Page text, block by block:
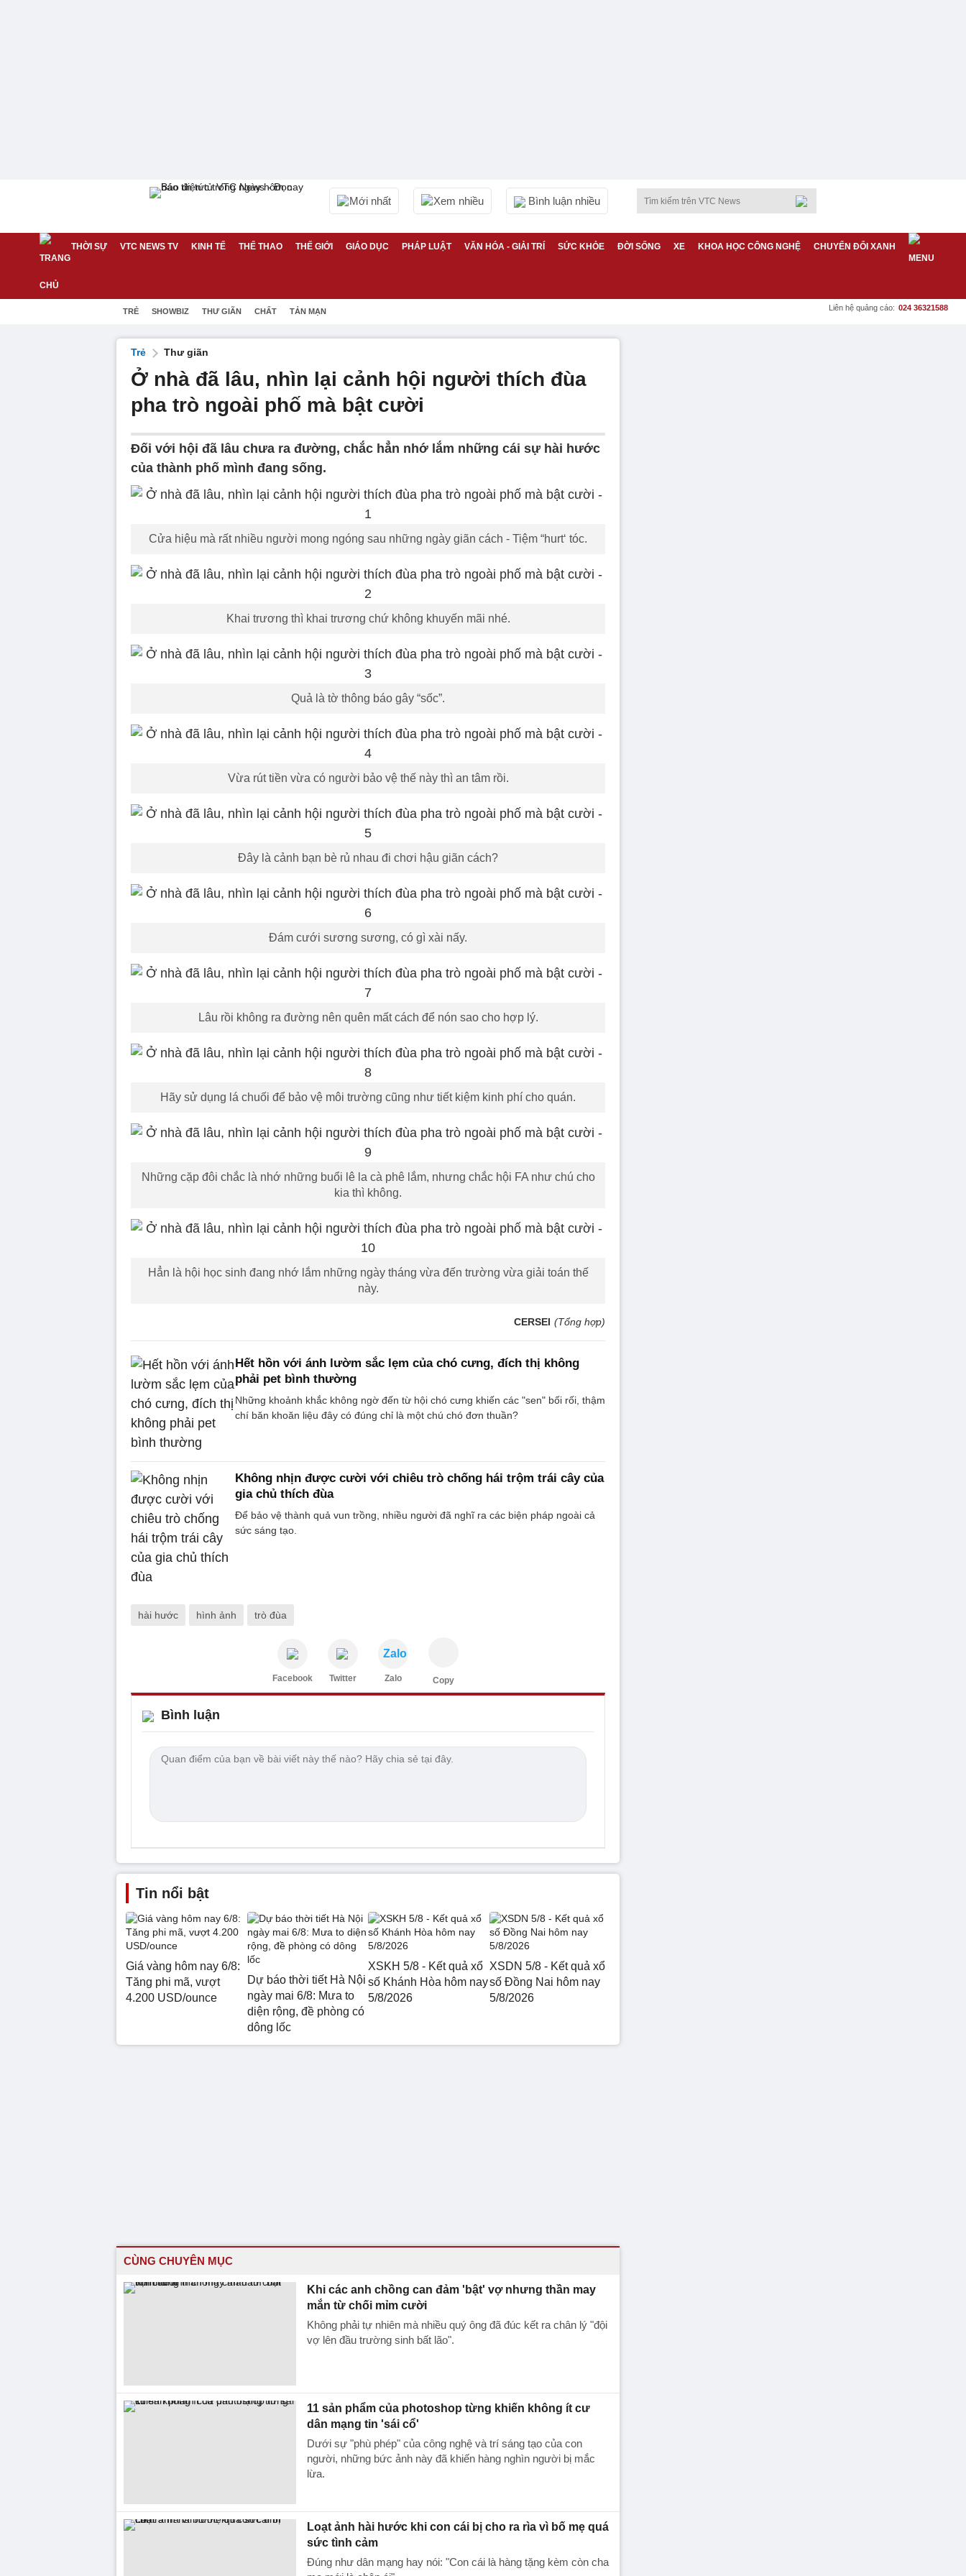
Mới nhất Xem nhiều Bình luận nhiều
THỜI SỰ VTC NEWS TV KINH TẾ THỂ THAO THẾ GIỚI GIÁO DỤC PHÁP LUẬT VĂN HÓA - GIẢI TRÍ SỨC KHỎE ĐỜI SỐNG XE KHOA HỌC CÔNG NGHỆ CHUYỂN ĐỔI XANH
TRẺ SHOWBIZ THƯ GIÃN CHẤT TẢN MẠN Liên hệ quảng cáo: 024 36321588
Trẻ Thư giãn
Ở nhà đã lâu, nhìn lại cảnh hội người thích đùa
pha trò ngoài phố mà bật cười
Đối với hội đã lâu chưa ra đường, chắc hẳn nhớ lắm những cái sự hài hước
của thành phố mình đang sống.
Cửa hiệu mà rất nhiều người mong ngóng sau những ngày giãn cách - Tiệm “hurt‘ tóc.
Khai trương thì khai trương chứ không khuyến mãi nhé.
Quả là tờ thông báo gây “sốc”.
Vừa rút tiền vừa có người bảo vệ thế này thì an tâm rồi.
Đây là cảnh bạn bè rủ nhau đi chơi hậu giãn cách?
Đám cưới sương sương, có gì xài nấy.
Lâu rồi không ra đường nên quên mất cách để nón sao cho hợp lý.
Hãy sử dụng lá chuối để bảo vệ môi trường cũng như tiết kiệm kinh phí cho quán.
Những cặp đôi chắc là nhớ những buổi lê la cà phê lắm, nhưng chắc hội FA như chú cho
kia thì không.
Hẳn là hội học sinh đang nhớ lắm những ngày tháng vừa đến trường vừa giải toán thế
này.
CERSEI (Tổng hợp)
Hết hồn với ánh lườm sắc lẹm của chó cưng, đích thị không
phải pet bình thường
Những khoảnh khắc không ngờ đến từ hội chó cưng khiến các "sen" bối rối, thậm
chí băn khoăn liệu đây có đúng chỉ là một chú chó đơn thuần?
Không nhịn được cười với chiêu trò chống hái trộm trái cây của
gia chủ thích đùa
Để bảo vệ thành quả vun trồng, nhiều người đã nghĩ ra các biện pháp ngoài cả
sức sáng tạo.
hài hước hình ảnh trò đùa
Facebook Twitter
Zalo
Zalo Copy
Bình luận
Tin nổi bật
Giá vàng hôm nay 6/8:
Tăng phi mã, vượt
4.200 USD/ounce
Dự báo thời tiết Hà Nội
ngày mai 6/8: Mưa to
diện rộng, đề phòng có
dông lốc
XSKH 5/8 - Kết quả xổ
số Khánh Hòa hôm nay
5/8/2026
XSDN 5/8 - Kết quả xổ
số Đồng Nai hôm nay
5/8/2026
CÙNG CHUYÊN MỤC
Khi các anh chồng can đảm 'bật' vợ nhưng thần may
mắn từ chối mỉm cười
Không phải tự nhiên mà nhiều quý ông đã đúc kết ra chân lý "đội
vợ lên đầu trường sinh bất lão".
11 sản phẩm của photoshop từng khiến không ít cư
dân mạng tin 'sái cổ'
Dưới sự "phù phép" của công nghệ và trí sáng tạo của con
người, những bức ảnh này đã khiến hàng nghìn người bị mắc
lừa.
Loạt ảnh hài hước khi con cái bị cho ra rìa vì bố mẹ quá
sức tình cảm
Đúng như dân mạng hay nói: "Con cái là hàng tặng kèm còn cha